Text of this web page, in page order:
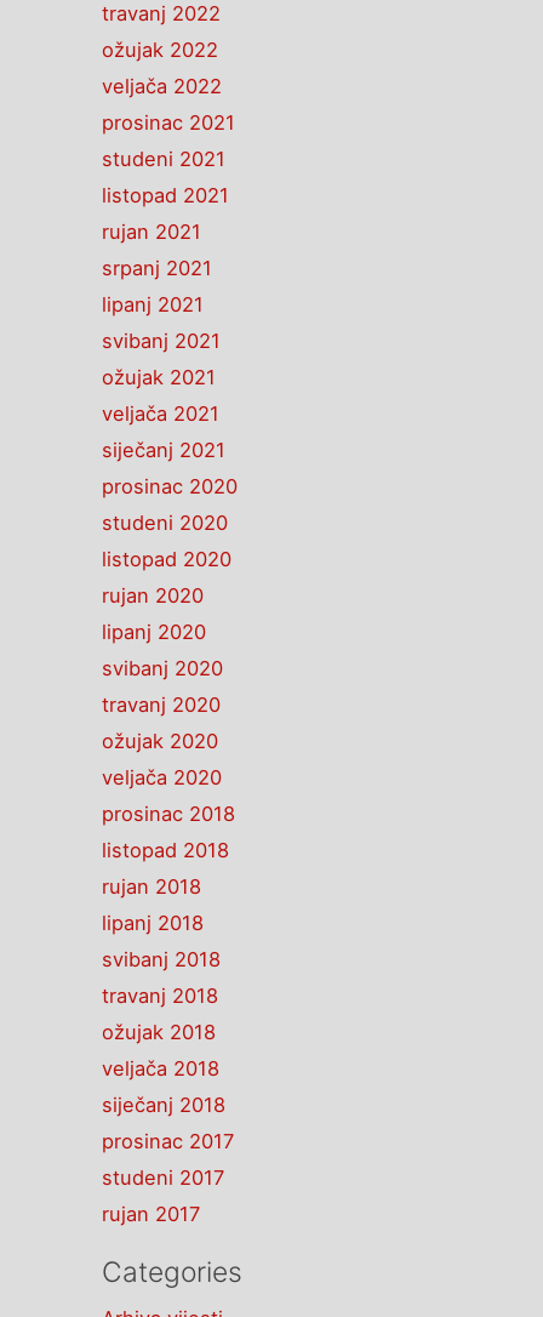
travanj 2022
ožujak 2022
veljača 2022
prosinac 2021
studeni 2021
listopad 2021
rujan 2021
srpanj 2021
lipanj 2021
svibanj 2021
ožujak 2021
veljača 2021
siječanj 2021
prosinac 2020
studeni 2020
listopad 2020
rujan 2020
lipanj 2020
svibanj 2020
travanj 2020
ožujak 2020
veljača 2020
prosinac 2018
listopad 2018
rujan 2018
lipanj 2018
svibanj 2018
travanj 2018
ožujak 2018
veljača 2018
siječanj 2018
prosinac 2017
studeni 2017
rujan 2017
Categories